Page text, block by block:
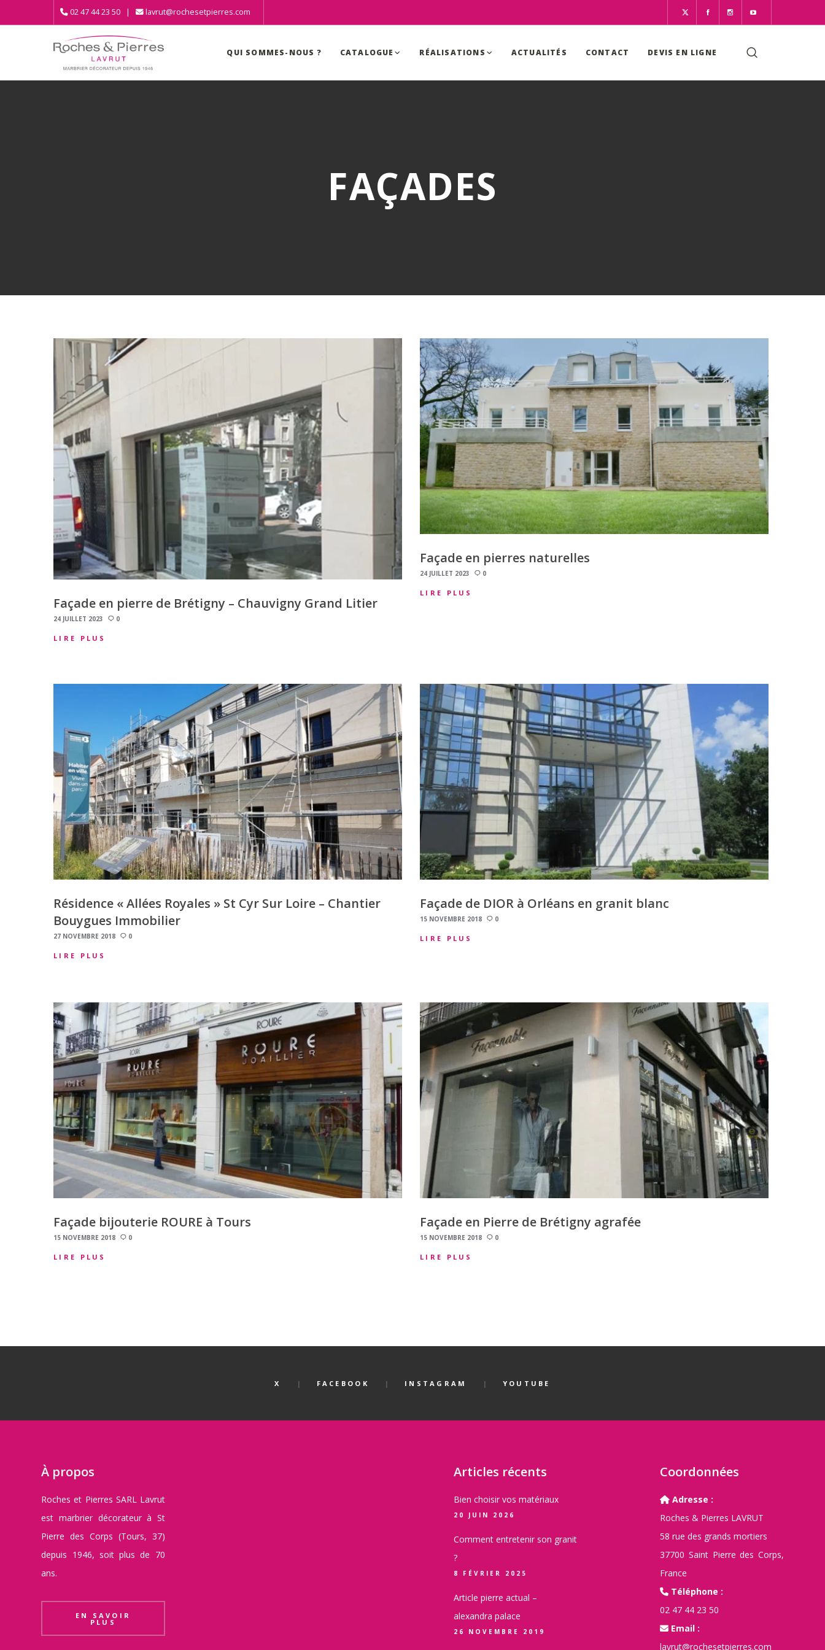
02 47 44 23 50 | lavrut@rochesetpierres.com
QUI SOMMES-NOUS ? CATALOGUE RÉALISATIONS ACTUALITÉS CONTACT DEVIS EN LIGNE
FAÇADES
Façade en pierre de Brétigny – Chauvigny Grand Litier
24 JUILLET 2023 0
LIRE PLUS
Façade en pierres naturelles
24 JUILLET 2023 0
LIRE PLUS
Résidence « Allées Royales » St Cyr Sur Loire – Chantier
Bouygues Immobilier
27 NOVEMBRE 2018 0
LIRE PLUS
Façade de DIOR à Orléans en granit blanc
15 NOVEMBRE 2018 0
LIRE PLUS
Façade bijouterie ROURE à Tours
15 NOVEMBRE 2018 0
LIRE PLUS
Façade en Pierre de Brétigny agrafée
15 NOVEMBRE 2018 0
LIRE PLUS
X FACEBOOK INSTAGRAM YOUTUBE
À propos
Roches et Pierres SARL Lavrut
est marbrier décorateur à St
Pierre des Corps (Tours, 37)
depuis 1946, soit plus de 70
ans.
EN SAVOIR
PLUS
Articles récents
Bien choisir vos matériaux
20 JUIN 2026
Comment entretenir son granit
?
8 FÉVRIER 2025
Article pierre actual –
alexandra palace
26 NOVEMBRE 2019
Coordonnées
Adresse :
Roches & Pierres LAVRUT
58 rue des grands mortiers
37700 Saint Pierre des Corps,
France
Téléphone :
02 47 44 23 50
Email :
lavrut@rochesetpierres.com